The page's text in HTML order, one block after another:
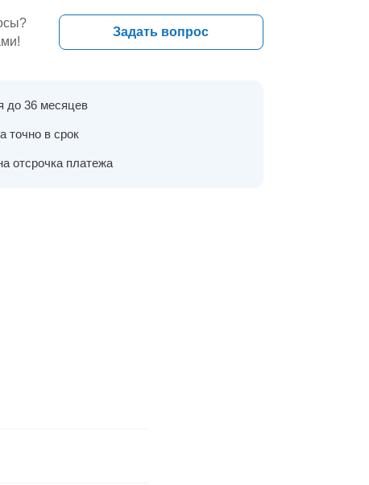
Задать вопрос
до 36 месяцев
точно в срок
отсрочка платежа